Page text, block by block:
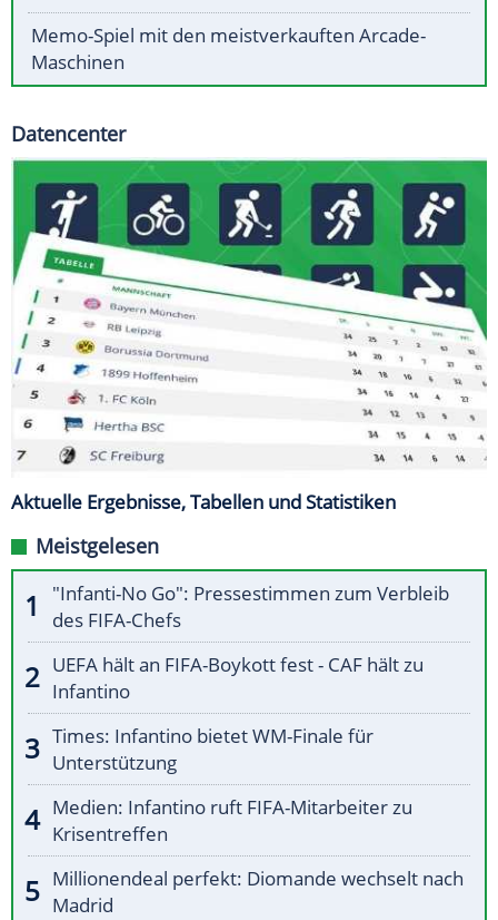
Memo-Spiel mit den meistverkauften Arcade-
Maschinen
Datencenter
Aktuelle Ergebnisse, Tabellen und Statistiken
Meistgelesen
"Infanti-No Go": Pressestimmen zum Verbleib
des FIFA-Chefs
UEFA hält an FIFA-Boykott fest - CAF hält zu
Infantino
Times: Infantino bietet WM-Finale für
Unterstützung
Medien: Infantino ruft FIFA-Mitarbeiter zu
Krisentreffen
Millionendeal perfekt: Diomande wechselt nach
Madrid